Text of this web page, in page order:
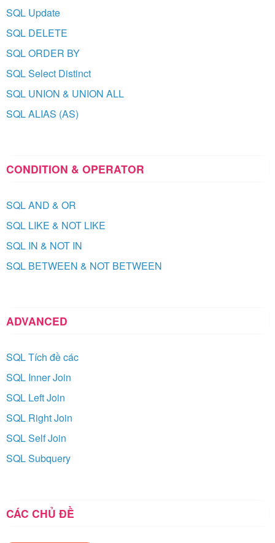
SQL Update
SQL DELETE
SQL ORDER BY
SQL Select Distinct
SQL UNION & UNION ALL
SQL ALIAS (AS)
CONDITION & OPERATOR
SQL AND & OR
SQL LIKE & NOT LIKE
SQL IN & NOT IN
SQL BETWEEN & NOT BETWEEN
ADVANCED
SQL Tích đề các
SQL Inner Join
SQL Left Join
SQL Right Join
SQL Self Join
SQL Subquery
CÁC CHỦ ĐỀ